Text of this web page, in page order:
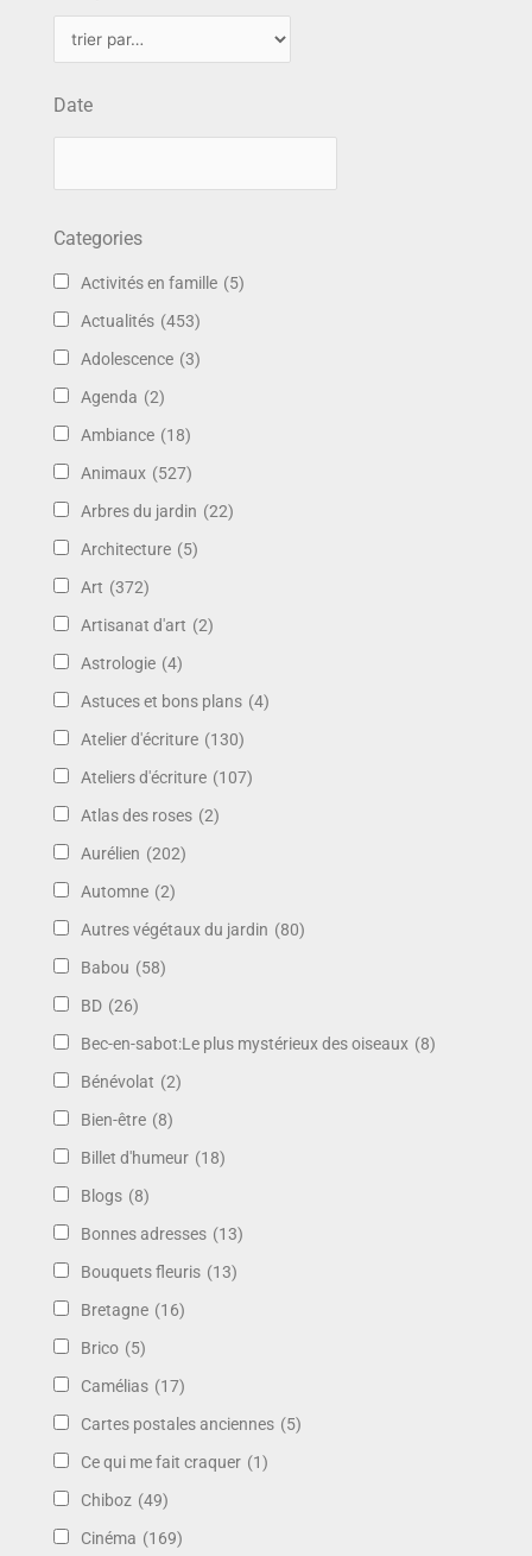
Date
Categories
Activités en famille (5)
Actualités (453)
Adolescence (3)
Agenda (2)
Ambiance (18)
Animaux (527)
Arbres du jardin (22)
Architecture (5)
Art (372)
Artisanat d'art (2)
Astrologie (4)
Astuces et bons plans (4)
Atelier d'écriture (130)
Ateliers d'écriture (107)
Atlas des roses (2)
Aurélien (202)
Automne (2)
Autres végétaux du jardin (80)
Babou (58)
BD (26)
Bec-en-sabot:Le plus mystérieux des oiseaux (8)
Bénévolat (2)
Bien-être (8)
Billet d'humeur (18)
Blogs (8)
Bonnes adresses (13)
Bouquets fleuris (13)
Bretagne (16)
Brico (5)
Camélias (17)
Cartes postales anciennes (5)
Ce qui me fait craquer (1)
Chiboz (49)
Cinéma (169)